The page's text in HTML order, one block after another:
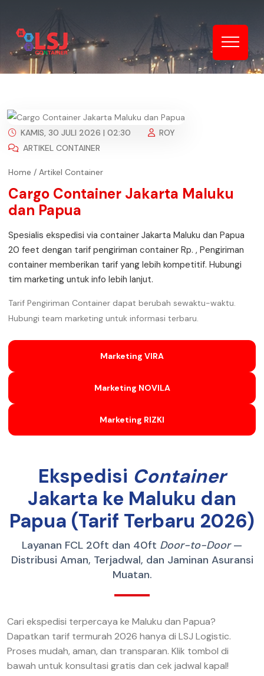
KAMIS, 30 JULI 2026 | 02:30
ROY
ARTIKEL CONTAINER
Home / Artikel Container
Cargo Container Jakarta Maluku
dan Papua
Spesialis ekspedisi via container Jakarta Maluku dan Papua
20 feet dengan tarif pengiriman container Rp. , Pengiriman
container memberikan tarif yang lebih kompetitif. Hubungi
tim marketing untuk info lebih lanjut.
Tarif Pengiriman Container dapat berubah sewaktu-waktu.
Hubungi team marketing untuk informasi terbaru.
Marketing VIRA
Marketing NOVILA
Marketing RIZKI
Ekspedisi Container
Jakarta ke Maluku dan
Papua (Tarif Terbaru 2026)
Layanan FCL 20ft dan 40ft Door-to-Door—
Distribusi Aman, Terjadwal, dan Jaminan Asuransi
Muatan.
Cari ekspedisi terpercaya ke Maluku dan Papua?
Dapatkan tarif termurah 2026 hanya di LSJ Logistic.
Proses mudah, aman, dan transparan. Klik tombol di
bawah untuk konsultasi gratis dan cek jadwal kapal!